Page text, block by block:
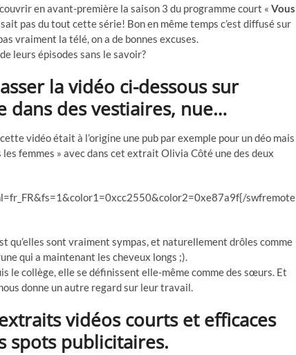
en avant-première la saison 3 du programme court « Vous
pas du tout cette série! Bon en même temps c’est diffusé sur
vraiment la télé, on a de bonnes excuses.
leurs épisodes sans le savoir?
la vidéo ci-dessous sur
dans des vestiaires, nue…
vidéo était à l’origine une pub par exemple pour un déo mais
les femmes » avec dans cet extrait Olivia Côté une des deux
swfremote
qu’elles sont vraiment sympas, et naturellement drôles comme
qui a maintenant les cheveux longs ;).
le collège, elle se définissent elle-même comme des sœurs. Et
donne un autre regard sur leur travail.
vidéos courts et efficaces
spots publicitaires.